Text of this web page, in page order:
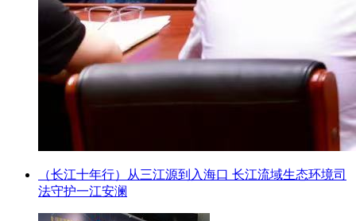
（长江十年行）从三江源到入海口 长江流域生态环境司
法守护一江安澜